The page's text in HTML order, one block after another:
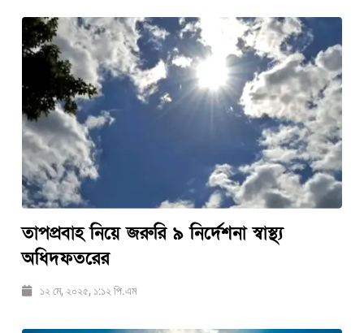
তাপপ্রবাহ নিয়ে জরুরি ৯ নির্দেশনা স্বাস্থ্য
অধিদফতরের
১২ মে, ২০২৫, ১:১২ পি.এম